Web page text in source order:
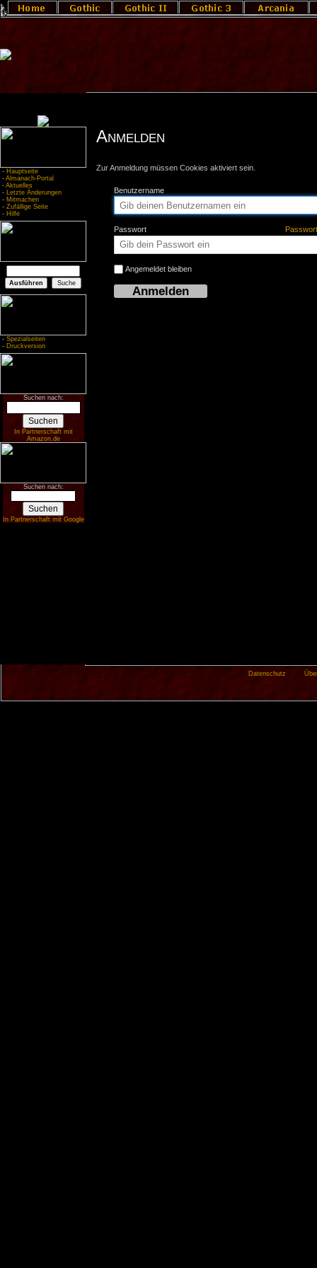
- Hauptseite
- Almanach-Portal
- Aktuelles
- Letzte Änderungen
- Mitmachen
- Zufällige Seite
- Hilfe
- Spezialseiten
- Druckversion
Suchen nach:
In Partnerschaft mit
Amazon.de
Suchen nach:
In Partnerschaft mit Google
Anmelden
Zur Anmeldung müssen Cookies aktiviert sein.
Benutzername
Passwort
Angemeldet bleiben
Datenschutz